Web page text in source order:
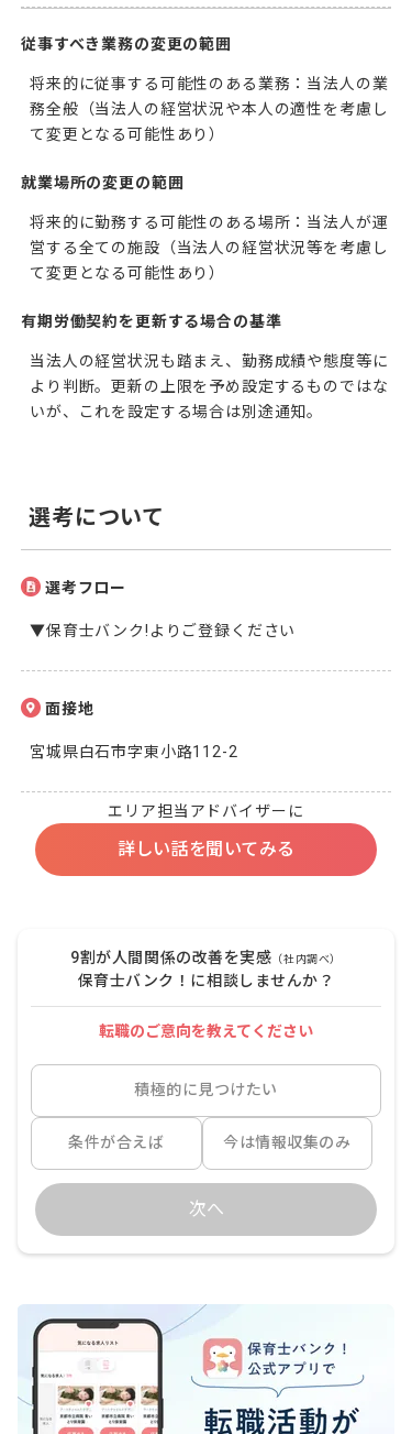
従事すべき業務の変更の範囲
将来的に従事する可能性のある業務：当法人の業
務全般（当法人の経営状況や本人の適性を考慮し
て変更となる可能性あり）
就業場所の変更の範囲
将来的に勤務する可能性のある場所：当法人が運
営する全ての施設（当法人の経営状況等を考慮し
て変更となる可能性あり）
有期労働契約を更新する場合の基準
当法人の経営状況も踏まえ、勤務成績や態度等に
より判断。更新の上限を予め設定するものではな
いが、これを設定する場合は別途通知。
選考について
選考フロー
▼保育士バンク!よりご登録ください
面接地
宮城県白石市字東小路112-2
エリア担当アドバイザーに
詳しい話を聞いてみる
9割が人間関係の改善を実感 （社内調べ）
保育士バンク！に相談しませんか？
転職のご意向を教えてください
積極的に見つけたい
条件が合えば 今は情報収集のみ
次へ